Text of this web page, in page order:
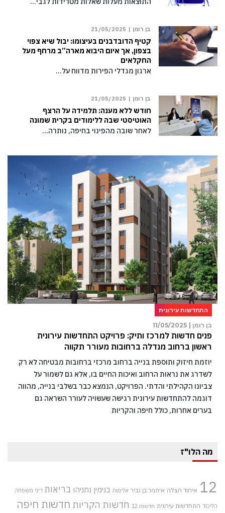
בן רומן | 21/05/2025
קטיף הדובדבנים בעיצומו: יבול שיא צפוי
בצפון, אך איום היבוא מארה”ב מרחף מעל
החקלאים
ארגון מגדלי הפירות מדווח על…
בן רומן | 21/05/2025
חודש ללא מענה: תלמידה על הרצף
האוטיסטי שבה ללימודים בקרית שמונה
לאחר שובה מהפינוי בחיפה, נותרה…
התחדשות עירונית
בן רומן |
11/05/2025
פנים חדשות למרכז ותיק: פרויקט התחדשות עירונית
ראשון ברחוב מנדלה ברחובות מעורר תקווה
יוזמת חיזוק ותוספת בנייה ברחוב מרכזי ברחובות מבטיחה לא רק
לשדרג את נראות הרחוב ואיכות החיים בו, אלא גם לשמור על
צביונו הקהילתי והדתי. הפרויקט, הנמצא כבר בשלבי בנייה, מהווה
דוגמה להתחדשות עירונית רגישה שעשויה לעורר השראה גם
בערים אחרות, כולל חיפה והקריות
מה הלו"ז
12 איחוד הצלה איתמר בן גביר אלימות בנימין נתניהו בריאות דיני משפחה
הליכוד התחדשות עירונית חדשות 12 חדשות הקריות חדשות חיפה